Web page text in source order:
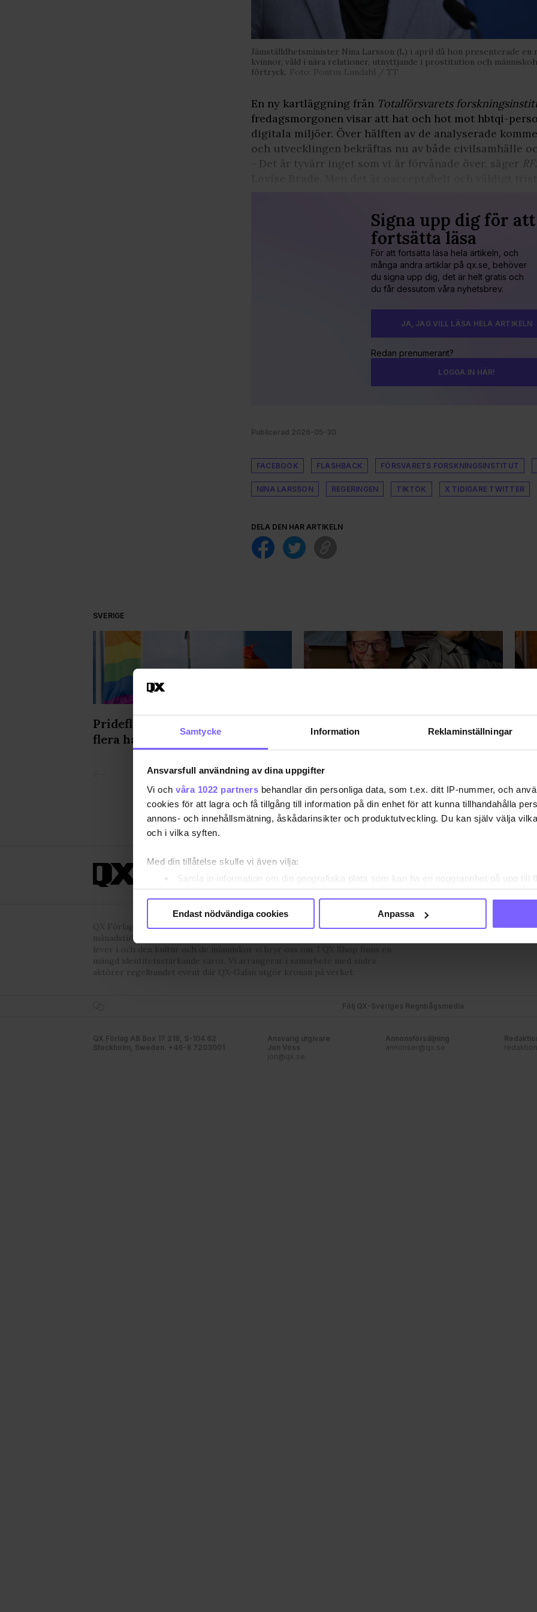
Samtycke Information Reklaminställningar
Ansvarsfull användning av dina uppgifter
Vi och våra 1022 partners behandlar din personliga data, som t.ex. ditt IP-nummer, och
cookies för att lagra och få tillgång till information på din enhet för att kunna tillhandahålla
annons- och innehållsmätning, åskådarinsikter och produktutveckling. Du kan själv välja
och i vilka syften.
Med din tillåtelse skulle vi även vilja:
Samla in information om din geografiska plats som kan ha en noggrannhet på upp till
Identifiera din enhet genom att aktivt skanna den för specifika kännetecken
Ta reda på mer om hur dina personliga uppgifter behandlas och ställ in dina preferenser i
sociala medier och analysera vår trafik. Vi vidarebefordrar även sådana identifierare och
godkänner våra cookies vid fortsatt användande av vår webbplats.
Endast nödvändiga cookies Anpassa
Jämställdhetsminister Nina Larsson (L) i april då hon presenterade
kvinnor, våld i nära relationer, utnyttjande i prostitution och
förtryck. Foto: Pontus Lundahl / TT
En ny kartläggning från Totalförsvarets
fredagsmorgonen visar att hat och hot mot hbtqi-
digitala miljöer. Över hälften av de analyserade
och utvecklingen bekräftas nu av både civilsamhälle
– Det är tyvärr inget som vi är förvånade över, säger
Signa upp dig för att
fortsätta läsa
För att fortsätta läsa hela artikeln, och
många andra artiklar på qx.se, behöver
du signa upp dig, det är helt gratis och
du får dessutom våra nyhetsbrev.
JA, JAG VILL LÄSA HELA ARTIKELN
Redan prenumerant?
LOGGA IN HÄR!
Publicerad 2026-05-30
FACEBOOK FLASHBACK FÖRSVARETS FORSKNINGSINSTITUT
NINA LARSSON REGERINGEN TIKTOK X TIDIGARE TWITTER
DELA DEN HÄR ARTIKELN
SVERIGE
Prideflaggor vandaliserades på
flera håll i landet
lädermingel: ”Vi måste
motarbeta stigmat”
PRENUMERERA
QX Förlag AB är, sedan 1995, regnbågs-communityts egen röst med
månadstidningen QX och nyhetstidningen qx.se som bevakar det samhälle vi
lever i och den kultur och de människor vi bryr oss om. I QX Shop finns en
mängd identitetsstärkande varor. Vi arrangerar i samarbete med andra
aktörer regelbundet event där QX-Galan utgör kronan på verket.
Följ QX-Sveriges Regnbågsmedia
QX Förlag AB Box 17 218, S-104 62
Stockholm, Sweden. +46-8 7203001
Ansvarig utgivare
Jon Voss
jon@qx.se
Annonsförsäljning
annonser@qx.se